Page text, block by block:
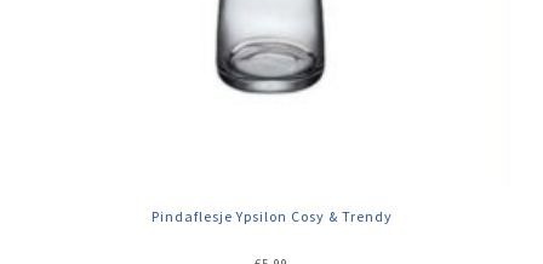
Pindaflesje Ypsilon Cosy & Trendy